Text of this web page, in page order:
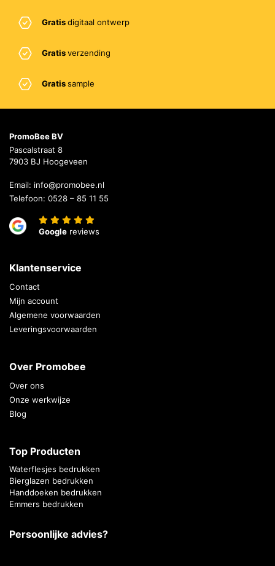
Gratisdigitaal ontwerp
Gratisverzending
Gratissample
PromoBee BV
Pascalstraat 8
7903 BJ Hoogeveen
Email: info@promobee.nl
Telefoon: 0528 – 85 11 55
Google reviews
Klantenservice
Contact
Mijn account
Algemene voorwaarden
Leveringsvoorwaarden
Over Promobee
Over ons
Onze werkwijze
Blog
Top Producten
Waterflesjes bedrukken
Bierglazen bedrukken
Handdoeken bedrukken
Emmers bedrukken
Persoonlijke advies?